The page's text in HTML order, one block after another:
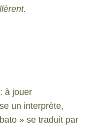
à jouer
un interprète,
» se traduit par